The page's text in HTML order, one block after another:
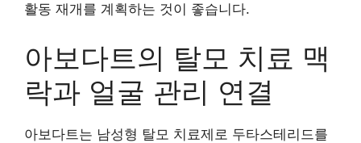
활동 재개를 계획하는 것이 좋습니다.
아보다트의 탈모 치료 맥
락과 얼굴 관리 연결
아보다트는 남성형 탈모 치료제로 두타스테리드를